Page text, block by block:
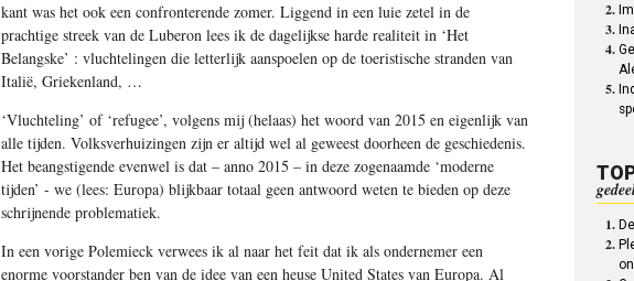
kant was het ook een confronterende zomer. Liggend in een luie zetel in de
prachtige streek van de Luberon lees ik de dagelijkse harde realiteit in ‘Het
Belangske’ : vluchtelingen die letterlijk aanspoelen op de toeristische stranden van
Italië, Griekenland, …
‘Vluchteling’ of ‘refugee’, volgens mij (helaas) het woord van 2015 en eigenlijk van
alle tijden. Volksverhuizingen zijn er altijd wel al geweest doorheen de geschiedenis.
Het beangstigende evenwel is dat – anno 2015 – in deze zogenaamde ‘moderne
tijden’ - we (lees: Europa) blijkbaar totaal geen antwoord weten te bieden op deze
schrijnende problematiek.
In een vorige Polemieck verwees ik al naar het feit dat ik als ondernemer een
enorme voorstander ben van de idee van een heuse United States van Europa. Al